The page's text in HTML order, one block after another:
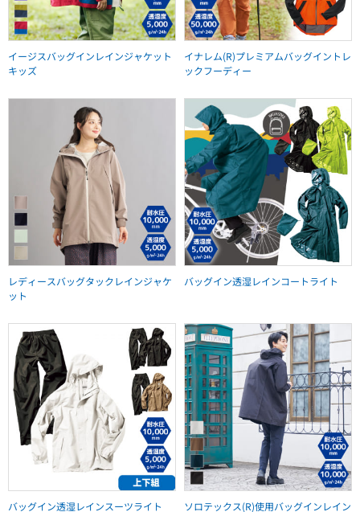
イージスバッグインレインジャケット
キッズ
イナレム(R)プレミアムバッグイントレ
ックフーディー
レディースバッグタックレインジャケ
ット
バッグイン透湿レインコートライト
バッグイン透湿レインスーツライト ソロテックス(R)使用バッグインレイン